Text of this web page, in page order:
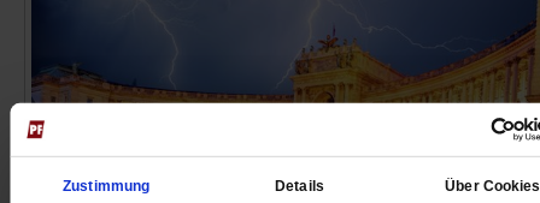
Zustimmung Details Über Cookies